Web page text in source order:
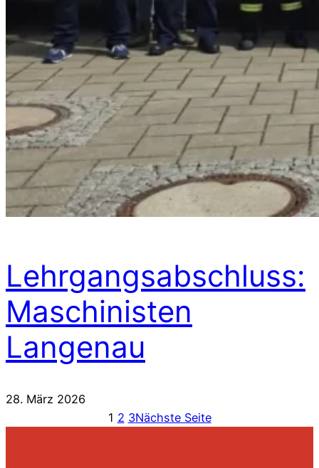
Lehrgangsabschluss:
Maschinisten
Langenau
28. März 2026
1 2 3Nächste Seite